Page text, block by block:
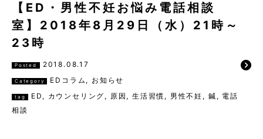
【ED・男性不妊お悩み電話相談
室】2018年8月29日（水）21時～
23時
Posted 2018.08.17
Category EDコラム , お知らせ
tag ED , カウンセリング , 原因 ,生活習慣 , 男性不妊 , 鍼 , 電話
相談